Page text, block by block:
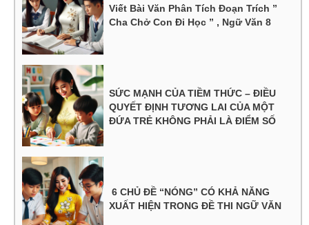
Viết Bài Văn Phân Tích Đoạn Trích ”
Cha Chở Con Đi Học ” , Ngữ Văn 8
SỨC MẠNH CỦA TIỀM THỨC – ĐIỀU
QUYẾT ĐỊNH TƯƠNG LAI CỦA MỘT
ĐỨA TRẺ KHÔNG PHẢI LÀ ĐIỂM SỐ
6 CHỦ ĐỀ “NÓNG” CÓ KHẢ NĂNG
XUẤT HIỆN TRONG ĐỀ THI NGỮ VĂN